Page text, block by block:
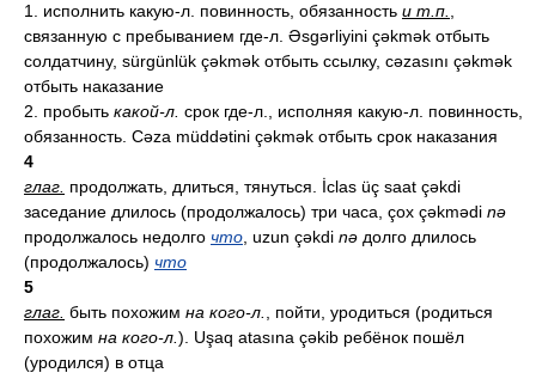
1. исполнить какую-л. повинность, обязанность и т.п.
связанную с пребыванием где-л. Əsgərliyini çəkmək отбыть
солдатчину, sürgünlük çəkmək отбыть ссылку, cəzasını çəkmək
отбыть наказание
2. пробыть какой-л. срок где-л., исполняя какую-л. повинность,
обязанность. Cəza müddətini çəkmək отбыть срок наказания
4
глаг. продолжать, длиться, тянуться. İclas üç saat çəkdi
заседание длилось (продолжалось) три часа, çox çəkmədi nə
продолжалось недолго что , uzun çəkdi nə долго длилось
(продолжалось) что
5
глаг. быть похожим на кого-л.
, пойти, уродиться (родиться
похожим на кого-л. ). Uşaq atasına çəkib ребёнок пошёл
(уродился) в отца